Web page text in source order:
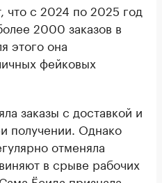
что с 2024 по 2025 год
2000 заказов в
этого она
фейковых
заказы с доставкой и
получении. Однако
отменяла
в срыве рабочих